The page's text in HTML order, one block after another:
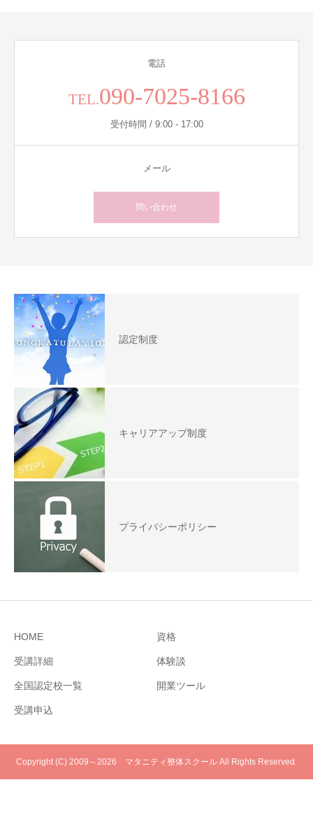
電話
TEL.090-7025-8166
受付時間 / 9:00 - 17:00
メール
問い合わせ
認定制度
キャリアアップ制度
プライバシーポリシー
HOME 資格
受講詳細 体験談
全国認定校一覧 開業ツール
受講申込
Copyright (C) 2009～2026 マタニティ整体スクール All Rights Reserved.